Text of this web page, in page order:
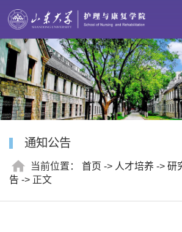
通知公告
当前位置： 首页 -> 人才培养 -> 研
告 -> 正文